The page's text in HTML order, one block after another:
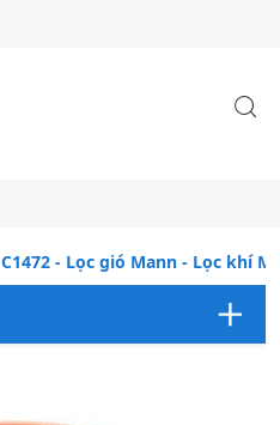
C1472 - Lọc gió Mann - Lọc khí